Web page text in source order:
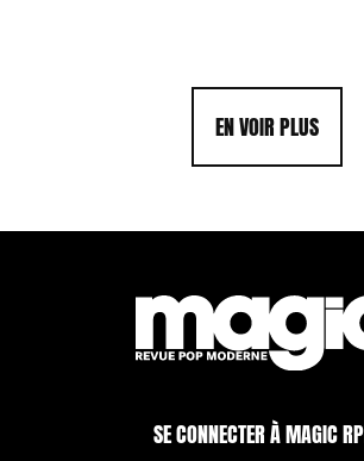
EN VOIR PLUS
SE CONNECTER À MAGIC